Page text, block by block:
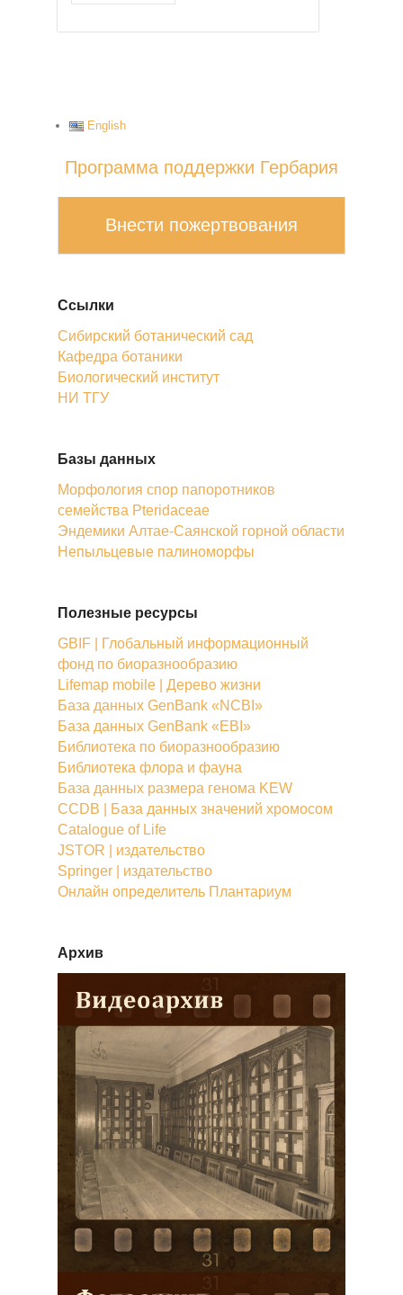
English
Программа поддержки Гербария
Внести пожертвования
Ссылки
Сибирский ботанический сад
Кафедра ботаники
Биологический институт
НИ ТГУ
Базы данных
Морфология спор папоротников
семейства Pteridaceae
Эндемики Алтае-Саянской горной области
Непыльцевые палиноморфы
Полезные ресурсы
GBIF | Глобальный информационный
фонд по биоразнообразию
Lifemap mobile | Дерево жизни
База данных GenBank «NCBI»
База данных GenBank «EBI»
Библиотека по биоразнообразию
Библиотека флора и фауна
База данных размера генома KEW
CCDB | База данных значений хромосом
Catalogue of Life
JSTOR | издательство
Springer | издательство
Онлайн определитель Плантариум
Архив